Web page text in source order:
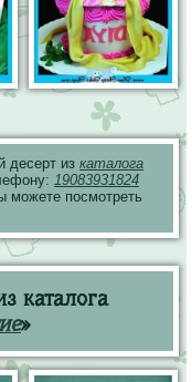
десерт из каталога
19083931824
можете посмотреть
каталога
»